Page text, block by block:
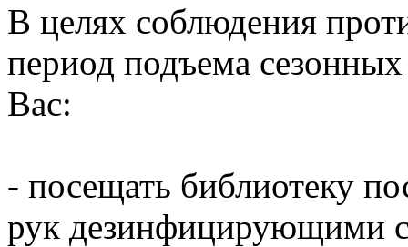
В целях соблюдения
период подъема
Вас:
- посещать библиотеку
рук дезинфицирующими